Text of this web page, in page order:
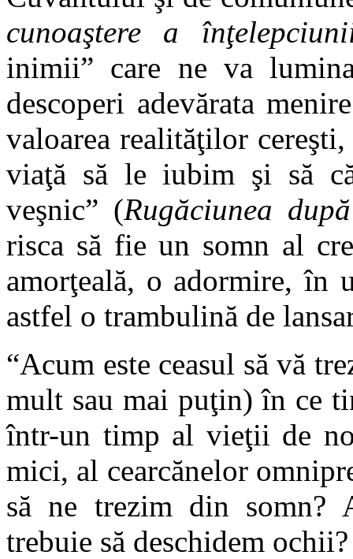
cunoaştere a
inimii” care ne va
descoperi adevărata
valoarea realităţilor
viaţă să le iubim şi să
veşnic” (Rugăciunea
risca să fie un somn al
amorţeală, o adormire, în
astfel o trambulină de
“Acum este ceasul să vă
mult sau mai puţin) în ce
într-un timp al vieţii de
mici, al cearcănelor
să ne trezim din somn?
trebuie să deschidem ochii?